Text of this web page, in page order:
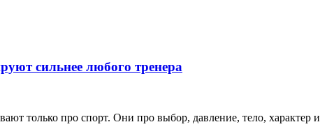
сильнее любого тренера
только про спорт. Они про выбор, давление, тело, характер и